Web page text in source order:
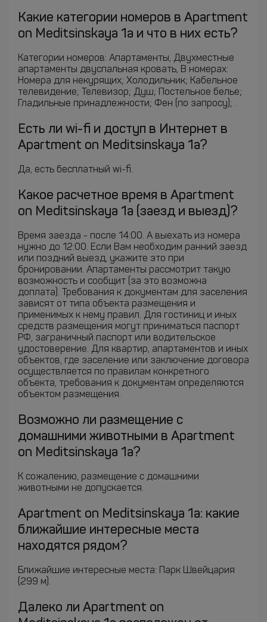
Какие категории номеров в Apartment
on Meditsinskaya 1a и что в них есть?
Категории номеров: Апартаменты, Двухместные
апартаменты двуспальная кровать, В номерах:
Номера для некурящих; Холодильник; Кабельное
телевидение; Телевизор; Душ; Постельное белье;
Гладильные принадлежности; Фен (по запросу); .
Есть ли wi-fi и доступ в Интернет в
Apartment on Meditsinskaya 1a?
Да, есть бесплатный wi-fi.
Какое расчетное время в Apartment
on Meditsinskaya 1a (заезд и выезд)?
Время заезда - после 14:00. А выехать из номера
нужно до 12:00. Если Вам необходим ранний заезд
или поздний выезд, укажите это при
бронировании. Апартаменты рассмотрит такую
возможность и сообщит (за это возможна
доплата). Требования к документам для заселения
зависят от типа объекта размещения и
применимых к нему правил. Для гостиниц и иных
средств размещения могут приниматься паспорт
РФ, заграничный паспорт или водительское
удостоверение. Для квартир, апартаментов и иных
объектов, где заселение или заключение договора
осуществляется по правилам конкретного
объекта, требования к документам определяются
объектом размещения.
Возможно ли размещение с
домашними животными в Apartment
on Meditsinskaya 1a?
К сожалению, размещение с домашними
животными не допускается.
Apartment on Meditsinskaya 1a: какие
ближайшие интересные места
находятся рядом?
Ближайшие интересные места: Парк Швейцария
(299 м).
Далеко ли Apartment on